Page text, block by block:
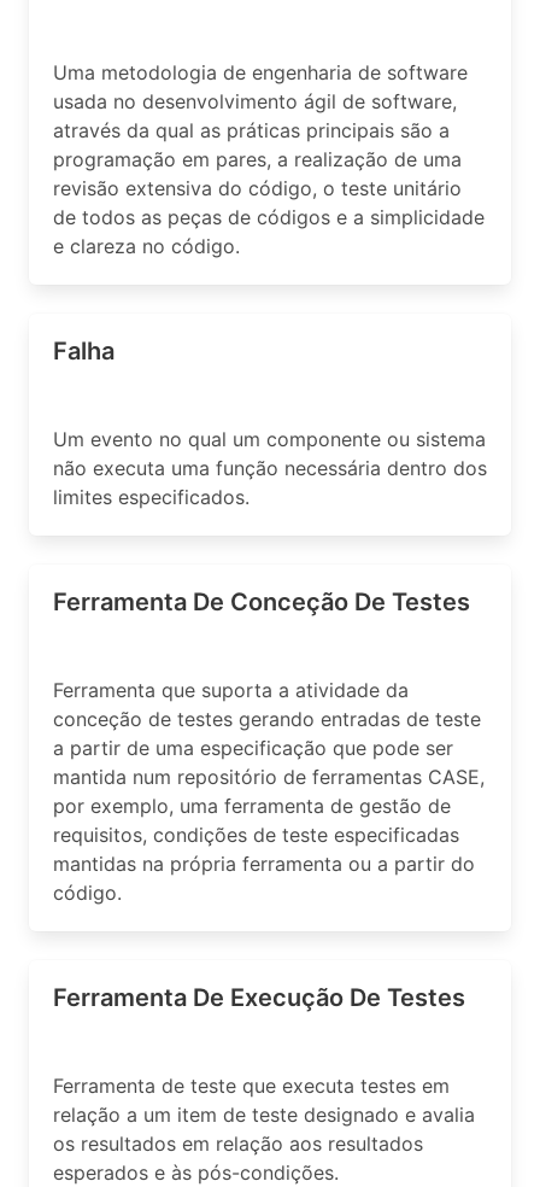
Uma metodologia de engenharia de software
usada no desenvolvimento ágil de software,
através da qual as práticas principais são a
programação em pares, a realização de uma
revisão extensiva do código, o teste unitário
de todos as peças de códigos e a simplicidade
e clareza no código.
Falha
Um evento no qual um componente ou sistema
não executa uma função necessária dentro dos
limites especificados.
Ferramenta De Conceção De Testes
Ferramenta que suporta a atividade da
conceção de testes gerando entradas de teste
a partir de uma especificação que pode ser
mantida num repositório de ferramentas CASE,
por exemplo, uma ferramenta de gestão de
requisitos, condições de teste especificadas
mantidas na própria ferramenta ou a partir do
código.
Ferramenta De Execução De Testes
Ferramenta de teste que executa testes em
relação a um item de teste designado e avalia
os resultados em relação aos resultados
esperados e às pós-condições.